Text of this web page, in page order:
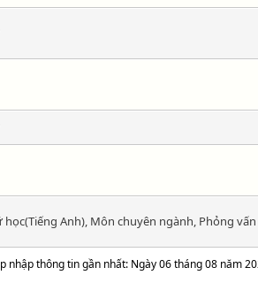
Anh), Môn chuyên ngành, Phỏng vấn
nhập thông tin gần nhất: Ngày 06 tháng 08 năm